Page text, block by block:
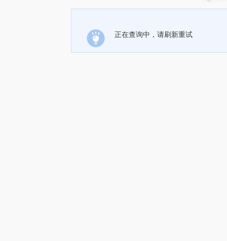
正在查询中，请刷新重试